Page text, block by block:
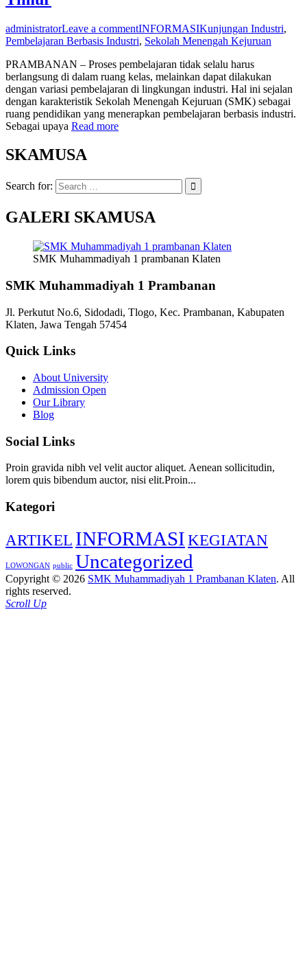
administratorLeave a commentINFORMASIKunjungan Industri,
Pembelajaran Berbasis Industri, Sekolah Menengah Kejuruan
PRAMBANAN – Proses pembelajaran tidak selalu harus
berlangsung di dalam ruang kelas, melainkan dapat dilakukan
dengan variasi pembelajaran di lingkungan industri. Hal ini sejalan
dengan karakteristik Sekolah Menengah Kejuruan (SMK) sebagai
ruang pendidikan yang menerapkan pembelajaran berbasis industri.
Sebagai upaya Read more
SKAMUSA
Search for:
GALERI SKAMUSA
SMK Muhammadiyah 1 prambanan Klaten
SMK Muhammadiyah 1 Prambanan
Jl. Perkutut No.6, Sidodadi, Tlogo, Kec. Prambanan, Kabupaten
Klaten, Jawa Tengah 57454
Quick Links
About University
Admission Open
Our Library
Blog
Social Links
Proin gravida nibh vel velit auctor aliquet. Aenean sollicitudin,
lorem quis bibendum auctor, nisi elit.Proin...
Kategori
ARTIKEL INFORMASI KEGIATAN
LOWONGAN public Uncategorized
Copyright © 2026 SMK Muhammadiyah 1 Prambanan Klaten. All
rights reserved.
Scroll Up